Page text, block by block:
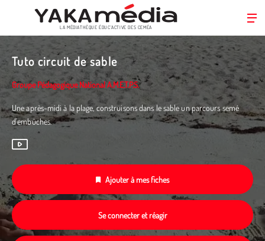
contenu
principal
LA MÉDIATHÈQUE ÉDUC’ACTIVE DES CEMÉA
Tuto circuit de sable
Groupe Pédagogique National A.M.E.T.P.S.
Une après-midi à la plage, construisons dans le sable un parcours semé
d'embûches.
Ajouter à mes fiches
Se connecter et réagir